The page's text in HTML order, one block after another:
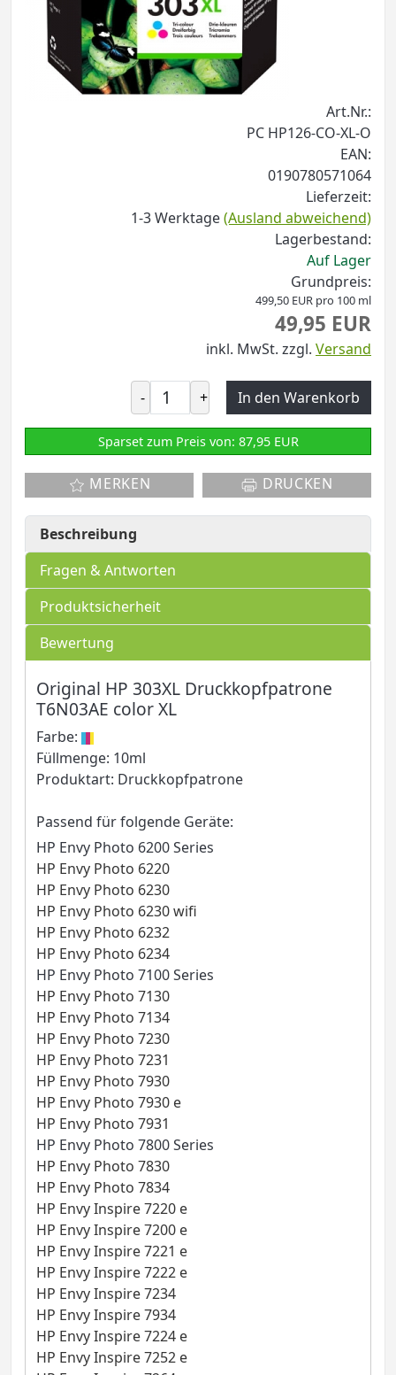
Art.Nr.:
PC HP126-CO-XL-O
EAN:
0190780571064
Lieferzeit:
1-3 Werktage(Ausland abweichend)
Lagerbestand:
Auf Lager
Grundpreis:
499,50 EUR pro 100 ml
49,95 EUR
inkl. MwSt. zzgl. Versand
- + In den Warenkorb
Sparset zum Preis von: 87,95 EUR
MERKEN DRUCKEN
Beschreibung
Fragen & Antworten
Produktsicherheit
Bewertung
Original HP 303XL Druckkopfpatrone
T6N03AE color XL
Farbe:
Füllmenge: 10ml
Produktart: Druckkopfpatrone
Passend für folgende Geräte:
HP Envy Photo 6200 Series
HP Envy Photo 6220
HP Envy Photo 6230
HP Envy Photo 6230 wifi
HP Envy Photo 6232
HP Envy Photo 6234
HP Envy Photo 7100 Series
HP Envy Photo 7130
HP Envy Photo 7134
HP Envy Photo 7230
HP Envy Photo 7231
HP Envy Photo 7930
HP Envy Photo 7930 e
HP Envy Photo 7931
HP Envy Photo 7800 Series
HP Envy Photo 7830
HP Envy Photo 7834
HP Envy Inspire 7220 e
HP Envy Inspire 7200 e
HP Envy Inspire 7221 e
HP Envy Inspire 7222 e
HP Envy Inspire 7234
HP Envy Inspire 7934
HP Envy Inspire 7224 e
HP Envy Inspire 7252 e